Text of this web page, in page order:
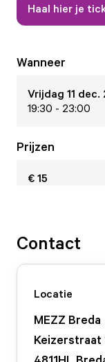
Haal hier je
Wanneer
Vrijdag 11 dec.
19:30 - 23:00
Prijzen
€ 15
Contact
Locatie
MEZZ Breda
Keizerstraat